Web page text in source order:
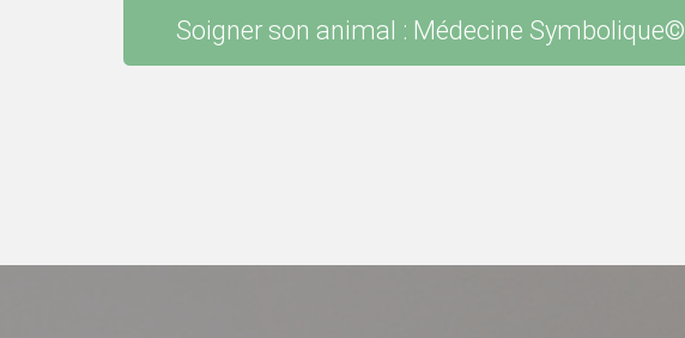
Soigner son animal : Médecine Symbolique©